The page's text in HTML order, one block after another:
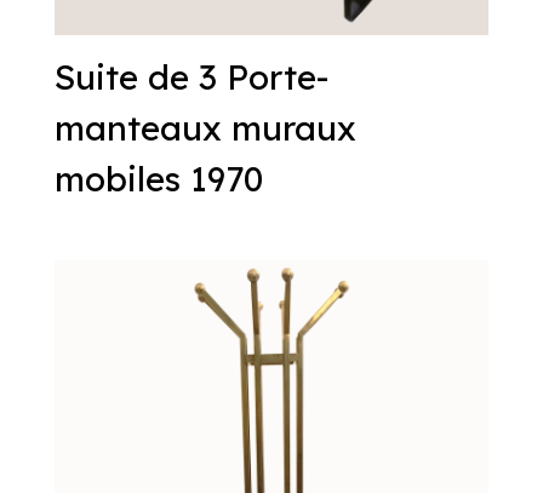
Suite de 3 Porte-
manteaux muraux
mobiles 1970